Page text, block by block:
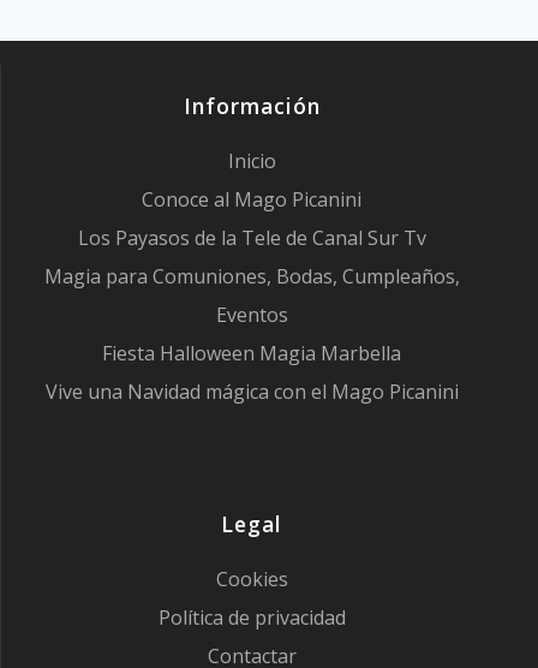
Información
Inicio
Conoce al Mago Picanini
Los Payasos de la Tele de Canal Sur Tv
Magia para Comuniones, Bodas, Cumpleaños,
Eventos
Fiesta Halloween Magia Marbella
Vive una Navidad mágica con el Mago Picanini
Legal
Cookies
Política de privacidad
Contactar